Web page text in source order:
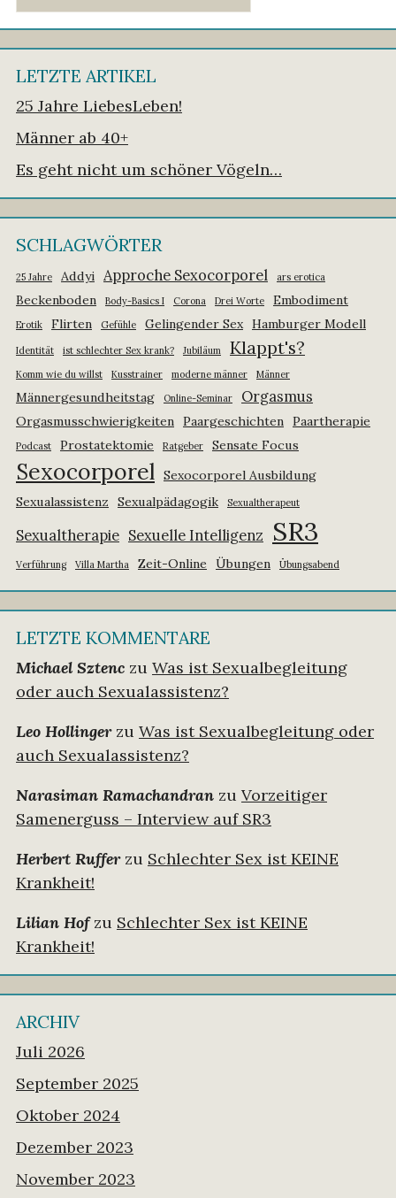
LETZTE ARTIKEL
25 Jahre LiebesLeben!
Männer ab 40+
Es geht nicht um schöner Vögeln…
SCHLAGWÖRTER
25 Jahre Addyi Approche Sexocorporel ars erotica
Beckenboden Body-Basics I Corona Drei Worte Embodiment
Erotik Flirten Gefühle Gelingender Sex Hamburger Modell
Identität ist schlechter Sex krank? Jubiläum Klappt's?
Komm wie du willst Kusstrainer moderne männer Männer
Männergesundheitstag Online-Seminar Orgasmus
Orgasmusschwierigkeiten Paargeschichten Paartherapie
Podcast Prostatektomie Ratgeber Sensate Focus
Sexocorporel Sexocorporel Ausbildung
Sexualassistenz
Sexualpädagogik Sexualtherapeut
Sexualtherapie Sexuelle Intelligenz SR3
Verführung Villa Martha Zeit-Online Übungen Übungsabend
LETZTE KOMMENTARE
Michael Sztenc zu Was ist Sexualbegleitung
oder auch Sexualassistenz?
Leo Hollingerzu Was ist Sexualbegleitung oder
auch Sexualassistenz?
Narasiman Ramachandran zu Vorzeitiger
Samenerguss – Interview auf SR3
Herbert Rufferzu Schlechter Sex ist KEINE
Krankheit!
Lilian Hofzu Schlechter Sex ist KEINE
Krankheit!
ARCHIV
Juli 2026
September 2025
Oktober 2024
Dezember 2023
November 2023